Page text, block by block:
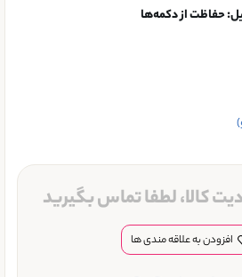
حفاظت از دکمه‌ها
کالا، لطفا تماس بگیرید
افزودن به علاقه مندی ها